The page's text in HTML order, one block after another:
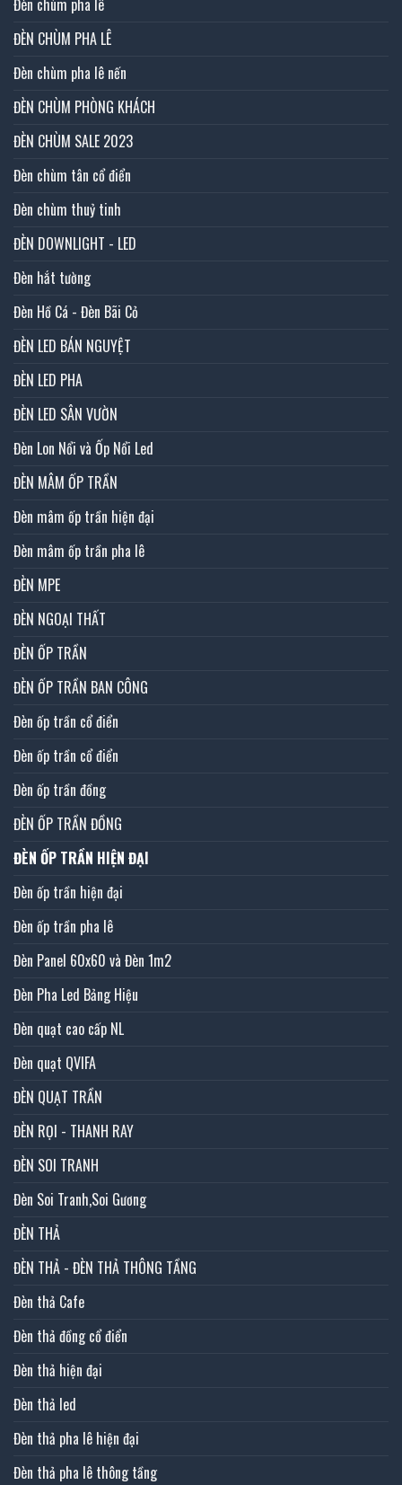
ĐÈN CHÙM PHA LÊ
Đèn chùm pha lê nến
ĐÈN CHÙM PHÒNG KHÁCH
ĐÈN CHÙM SALE 2023
Đèn chùm tân cổ điển
Đèn chùm thuỷ tinh
ĐÈN DOWNLIGHT - LED
Đèn hắt tường
Đèn Hồ Cá - Đèn Bãi Cỏ
ĐÈN LED BÁN NGUYỆT
ĐÈN LED PHA
ĐÈN LED SÂN VƯỜN
Đèn Lon Nổi và Ốp Nổi Led
ĐÈN MÂM ỐP TRẦN
Đèn mâm ốp trần hiện đại
Đèn mâm ốp trần pha lê
ĐÈN MPE
ĐÈN NGOẠI THẤT
ĐÈN ỐP TRẦN
ĐÈN ỐP TRẦN BAN CÔNG
Đèn ốp trần cổ điển
Đèn ốp trần cổ điển
Đèn ốp trần đồng
ĐÈN ỐP TRẦN ĐỒNG
ĐÈN ỐP TRẦN HIỆN ĐẠI
Đèn ốp trần hiện đại
Đèn ốp trần pha lê
Đèn Panel 60x60 và Đèn 1m2
Đèn Pha Led Bảng Hiệu
Đèn quạt cao cấp NL
Đèn quạt QVIFA
ĐÈN QUẠT TRẦN
ĐÈN RỌI - THANH RAY
ĐÈN SOI TRANH
Đèn Soi Tranh,Soi Gương
ĐÈN THẢ
ĐÈN THẢ - ĐÈN THẢ THÔNG TẦNG
Đèn thả Cafe
Đèn thả đồng cổ điển
Đèn thả hiện đại
Đèn thả led
Đèn thả pha lê hiện đại
Đèn thả pha lê thông tầng